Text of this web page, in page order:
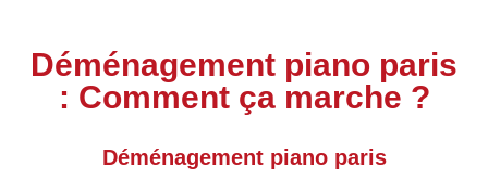
Déménagement piano paris
: Comment ça marche ?
Déménagement piano paris